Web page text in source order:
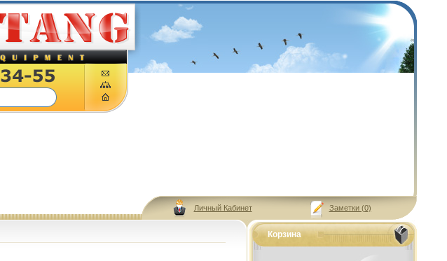
Личный Кабинет Заметки (0)
Корзина